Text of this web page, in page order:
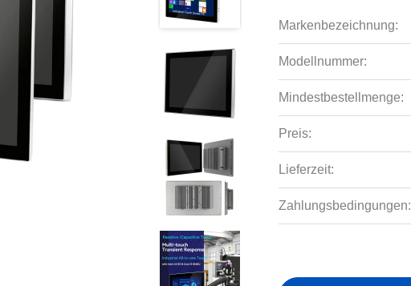
Markenbezeichnung:
Modellnummer:
Mindestbestellmenge:
Preis:
Lieferzeit:
Zahlungsbedingungen: